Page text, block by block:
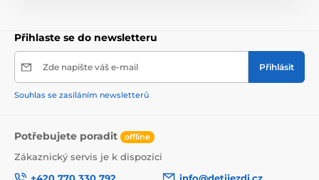
značky, figurka policisty a samolepky. Hračka
Přihlaste se do newsletteru
Zde napište váš e-mail Přihlásit
Souhlas se zasíláním newsletterů
Potřebujete poradit offline
Zákaznický servis je k dispozici